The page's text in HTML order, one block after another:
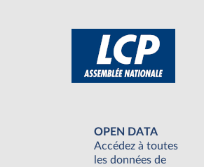
OPEN DATA
Accédez à toutes
les données de